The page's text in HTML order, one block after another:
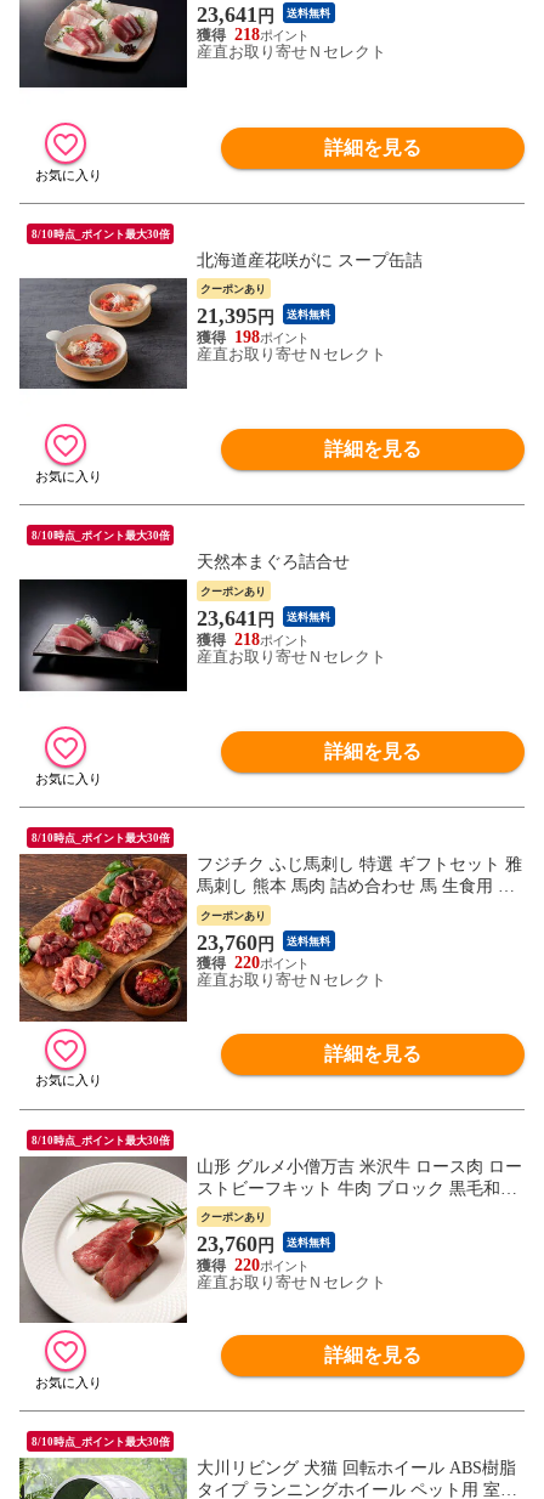
23,641 円 送料無料
218
産直お取り寄せＮセレクト
詳細を見る
8/10時点_ポイント最大30倍
北海道産花咲がに スープ缶詰
クーポンあり
21,395円 送料無料
198
産直お取り寄せＮセレクト
詳細を見る
8/10時点_ポイント最大30倍
天然本まぐろ詰合せ
クーポンあり
23,641 円 送料無料
218
産直お取り寄せＮセレクト
詳細を見る
8/10時点_ポイント最大30倍
フジチク ふじ馬刺し 特選 ギフトセット 雅
馬刺し 熊本 馬肉 詰め合わせ 馬 生食用 冷
凍
クーポンあり
23,760円 送料無料
220
産直お取り寄せＮセレクト
詳細を見る
8/10時点_ポイント最大30倍
山形 グルメ小僧万吉 米沢牛 ロース肉 ロー
ストビーフキット 牛肉 ブロック 黒毛和牛
ロース 和牛 ロースブロック
クーポンあり
23,760円 送料無料
220
産直お取り寄せＮセレクト
詳細を見る
8/10時点_ポイント最大30倍
大川リビング 犬猫 回転ホイール ABS樹脂
タイプ ランニングホイール ペット用 室内